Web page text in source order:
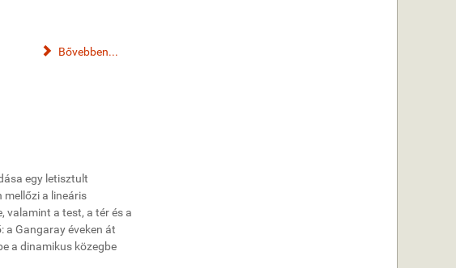
Bővebben...
egy letisztult
a lineáris
valamint a test, a tér és a
a Gangaray éveken át
a dinamikus közegbe